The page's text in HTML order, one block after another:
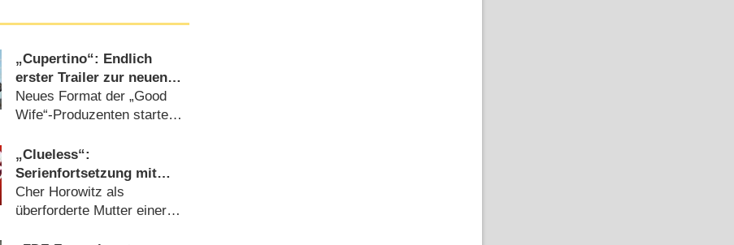
„Cupertino“: Endlich
erster Trailer zur neuen
Serie mit Mike Colter
(„Evil“)
Neues Format der „Good
Wife“-Produzenten startet
„Clueless“:
Serienfortsetzung mit
Alicia Silverstone erhält
endlich grünes Licht
Cher Horowitz als
überforderte Mutter einer